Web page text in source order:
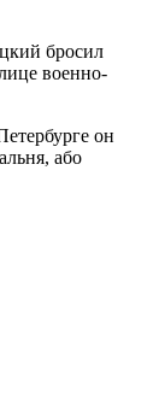
бросил
военно-
он
або